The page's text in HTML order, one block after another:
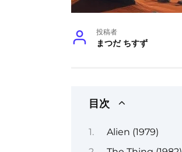
投稿者
まつだ ちすず
目次
Alien (1979)